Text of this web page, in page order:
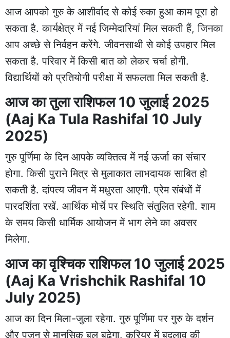
आज आपको गुरु के आशीर्वाद से कोई रुका हुआ काम पूरा हो
सकता है. कार्यक्षेत्र में नई जिम्मेदारियां मिल सकती हैं, जिनका
आप अच्छे से निर्वहन करेंगे. जीवनसाथी से कोई उपहार मिल
सकता है. परिवार में किसी बात को लेकर चर्चा होगी.
विद्यार्थियों को प्रतियोगी परीक्षा में सफलता मिल सकती है.
आज का तुला राशिफल 10 जुलाई 2025
(Aaj Ka Tula Rashifal 10 July
2025)
गुरु पूर्णिमा के दिन आपके व्यक्तित्व में नई ऊर्जा का संचार
होगा. किसी पुराने मित्र से मुलाकात लाभदायक साबित हो
सकती है. दांपत्य जीवन में मधुरता आएगी. प्रेम संबंधों में
पारदर्शिता रखें. आर्थिक मोर्चे पर स्थिति संतुलित रहेगी. शाम
के समय किसी धार्मिक आयोजन में भाग लेने का अवसर
मिलेगा.
आज का वृश्चिक राशिफल 10 जुलाई 2025
(Aaj Ka Vrishchik Rashifal 10
July 2025)
आज का दिन मिला-जुला रहेगा. गुरु पूर्णिमा पर गुरु के दर्शन
और पूजन से मानसिक बल बढ़ेगा. करियर में बदलाव की